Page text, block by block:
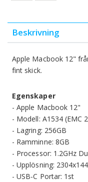
Beskrivning
Apple Macbook 12"
fint skick.
Egenskaper
- Apple Macbook 12"
- Modell: A1534 (EMC
- Lagring: 256GB
- Ramminne: 8GB
- Processor: 1.2GHz
- Upplösning:
- USB-C Portar: 1st